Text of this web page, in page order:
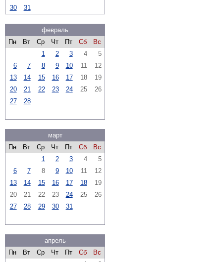
30
31
февраль
Пн
Вт Ср Чт Пт Сб
Вс
1
2 3 4
5
6
7 8 9 10 11
12
13
14 15 16 17 18
19
20
21 22 23 24 25
26
27
28
март
Пн
Вт Ср Чт Пт Сб
Вс
1
2 3 4
5
6
7 8 9 10 11
12
13
14 15 16 17 18
19
20
21 22 23 24 25
26
27
28 29 30 31
апрель
Пн
Вт Ср Чт Пт Сб
Вс